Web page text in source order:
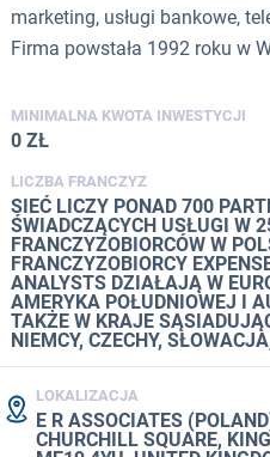
marketing, usługi bankowe,
Firma powstała 1992 roku w
MINIMALNA KWOTA INWESTYCJI
0 ZŁ
LICZBA FRANCZYZ
SIEĆ LICZY PONAD 700
ŚWIADCZĄCYCH USŁUGI W
FRANCZYZOBIORCÓW W
FRANCZYZOBIORCY
ANALYSTS DZIAŁAJĄ W
AMERYKA POŁUDNIOWEJ I
TAKŻE W KRAJE
NIEMCY, CZECHY,
LOKALIZACJA
E R ASSOCIATES
CHURCHILL SQUARE,